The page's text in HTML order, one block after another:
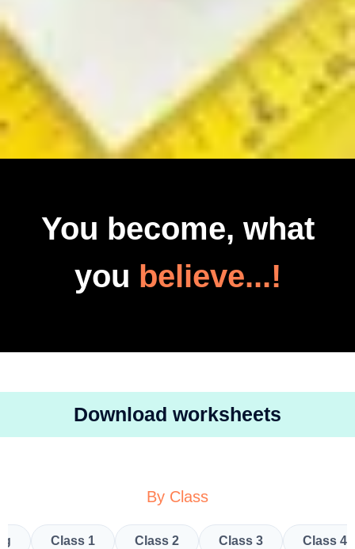
You become, what
you believe...!
Download worksheets
By Class
Class 1 Class 2 Class 3 Class 4